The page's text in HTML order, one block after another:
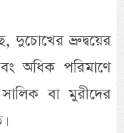
দুচোখের ভ্রুদ্বয়ের
অধিক পরিমাণে
বা মুরীদের